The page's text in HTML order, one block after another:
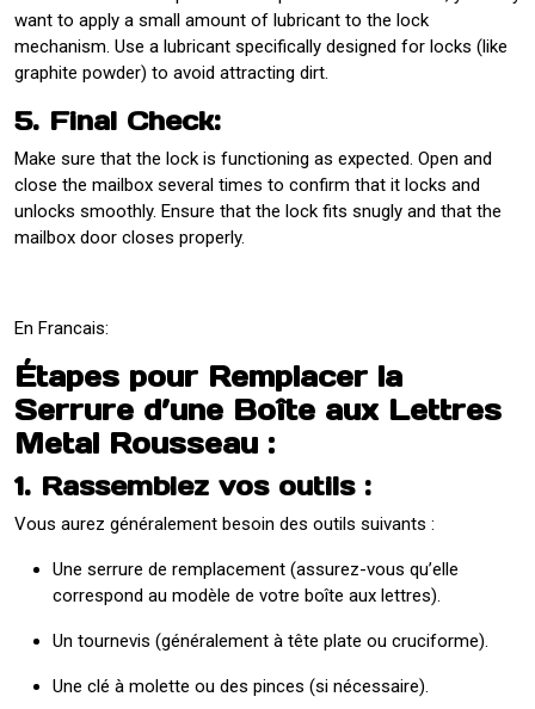
want to apply a small amount of lubricant to the lock
mechanism. Use a lubricant specifically designed for locks (like
graphite powder) to avoid attracting dirt.
5. Final Check:
Make sure that the lock is functioning as expected. Open and
close the mailbox several times to confirm that it locks and
unlocks smoothly. Ensure that the lock fits snugly and that the
mailbox door closes properly.
En Francais:
Étapes pour Remplacer la
Serrure d’une Boîte aux Lettres
Metal Rousseau :
1. Rassemblez vos outils :
Vous aurez généralement besoin des outils suivants :
Une serrure de remplacement (assurez-vous qu’elle
correspond au modèle de votre boîte aux lettres).
Un tournevis (généralement à tête plate ou cruciforme).
Une clé à molette ou des pinces (si nécessaire).